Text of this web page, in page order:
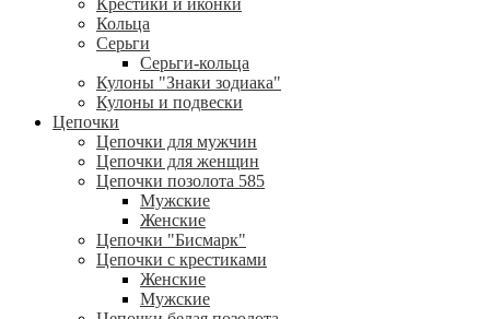
Крестики и иконки
Кольца
Серьги
Серьги-кольца
Кулоны "Знаки зодиака"
Кулоны и подвески
Цепочки
Цепочки для мужчин
Цепочки для женщин
Цепочки позолота 585
Мужские
Женские
Цепочки "Бисмарк"
Цепочки с крестиками
Женские
Мужские